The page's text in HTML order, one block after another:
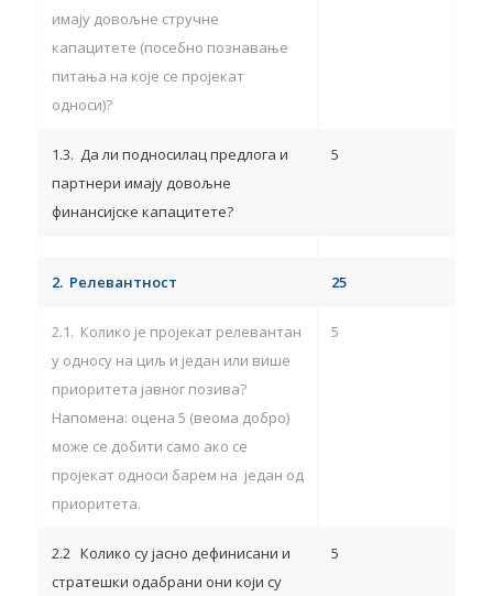
имају довољне стручне
капацитете (посебно познавање
питања на које се пројекат
односи)?
1.3. Да ли подносилац предлога и
партнери имају довољне
финансијске капацитете?
5
2. Релевантност 25
2.1. Колико је пројекат релевантан
у односу на циљ и један или више
приоритета јавног позива?
Напомена: оцена 5 (веома добро)
може се добити само ако се
пројекат односи барем на један од
приоритета.
5
2.2 Колико су јасно дефинисани и
стратешки одабрани они који су
5